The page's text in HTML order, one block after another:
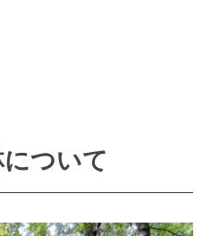
ついて